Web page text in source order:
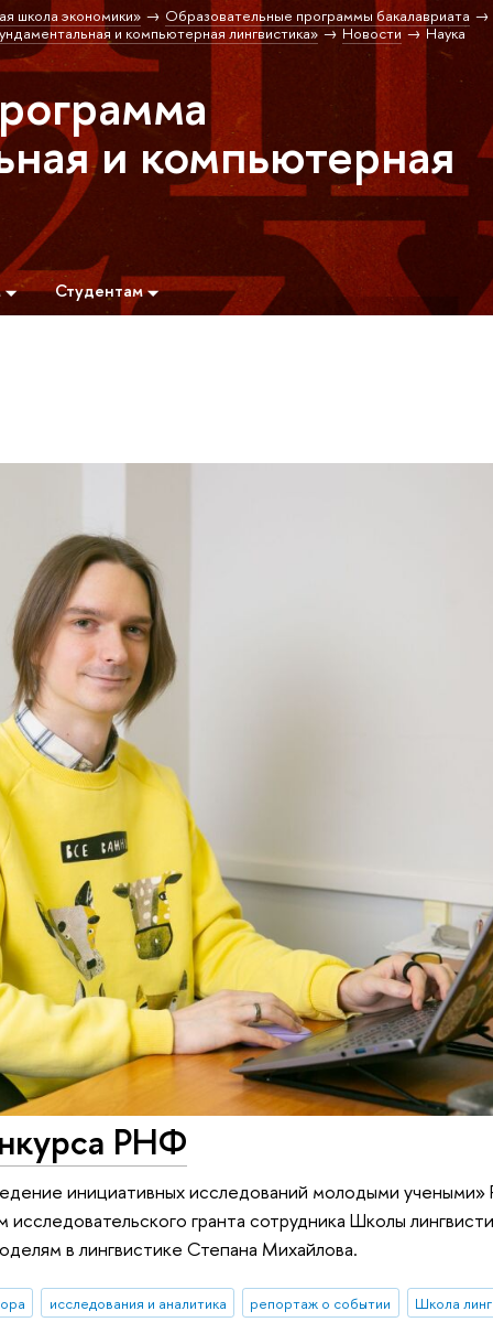
школа экономики»
Образовательные программы бакалавриата
и компьютерная лингвистика»
Новости Наука
и компьютерная
Студентам
РНФ
инициативных исследований молодыми учеными»
гранта сотрудника Школы
в лингвистике Степана Михайлова.
исследования и аналитика репортаж о событии Школа